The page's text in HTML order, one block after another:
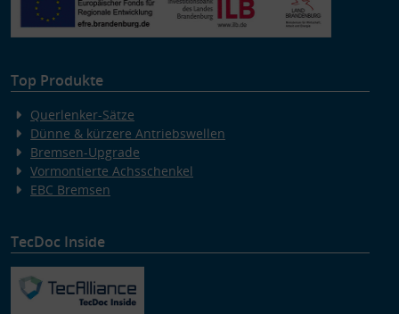
Top Produkte
Querlenker-Sätze
Dünne & kürzere Antriebswellen
Bremsen-Upgrade
Vormontierte Achsschenkel
EBC Bremsen
TecDoc Inside